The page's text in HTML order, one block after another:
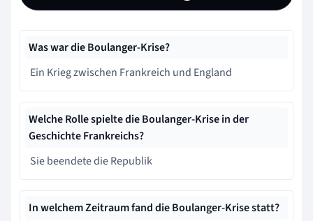
Was war die Boulanger-Krise?
Ein Krieg zwischen Frankreich und England
Welche Rolle spielte die Boulanger-Krise in der
Geschichte Frankreichs?
Sie beendete die Republik
In welchem Zeitraum fand die Boulanger-Krise statt?